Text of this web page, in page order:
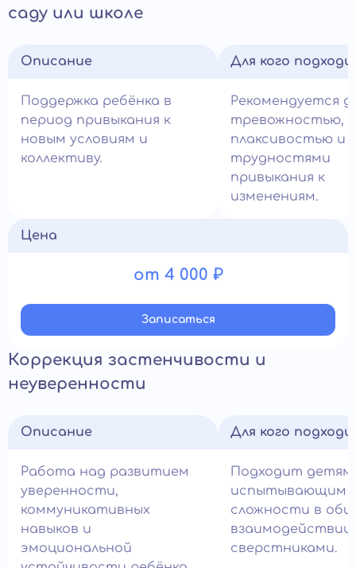
саду или школе
Описание
Поддержка ребёнка в
период привыкания к
новым условиям и
коллективу.
Для кого
Рекомендуется
тревожностью,
плаксивостью и
трудностями
привыкания к
изменениям.
Цена
от 4 000 ₽
Записатьcя
Коррекция застенчивости и
неуверенности
Описание
Работа над развитием
уверенности,
коммуникативных
навыков и
эмоциональной
Для кого
Подходит детям,
испытывающим
сложности в
взаимодействии
сверстниками.